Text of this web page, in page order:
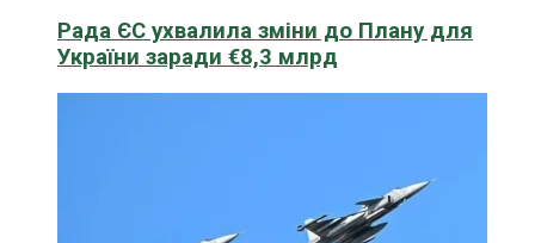
Рада ЄС ухвалила зміни до Плану для
України заради €8,3 млрд